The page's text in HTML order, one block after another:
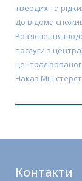
твердих та
До відома
Роз’яснення
послуги з
Наказ
Контакти